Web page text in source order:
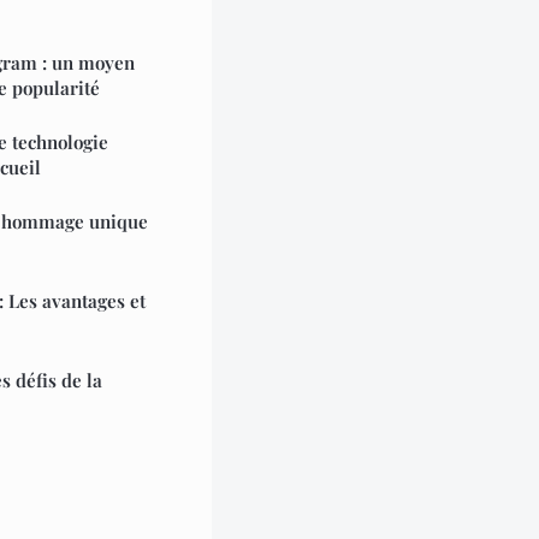
: un moyen
popularité
technologie
unique
avantages et
défis de la